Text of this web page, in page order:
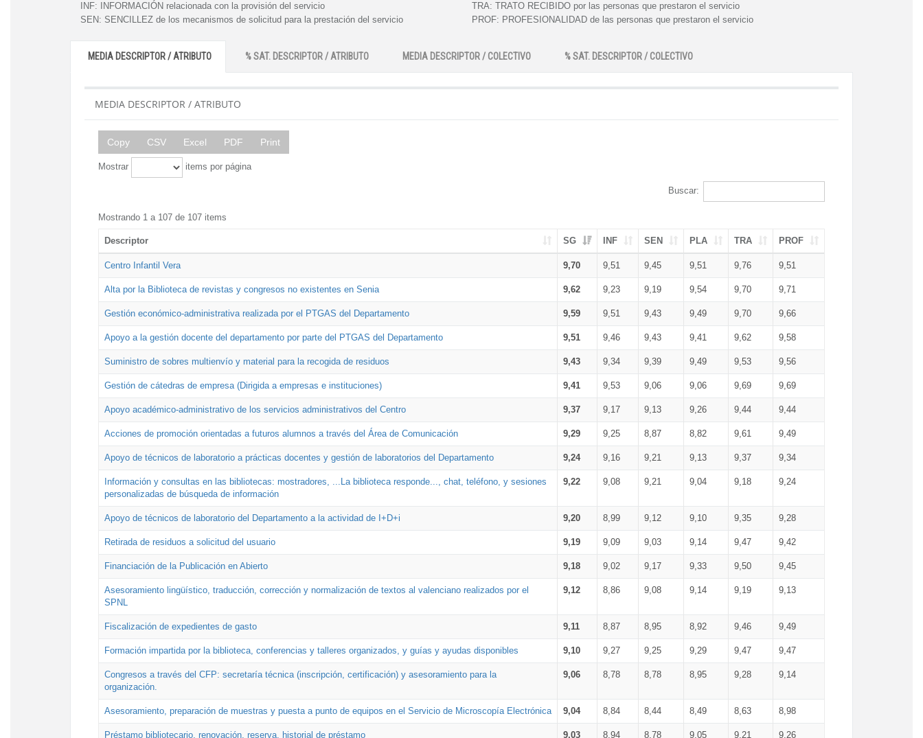
INF:
INFORMACIÓN relacionada con la provisión del servicio
SEN: SENCILLEZ de los mecanismos de solicitud para la prestación del servicio
TRA: TRATO RECIBIDO por las personas que prestaron el servicio
PROF: PROFESIONALIDAD de las personas que prestaron el servicio
MEDIA DESCRIPTOR / ATRIBUTO % SAT. DESCRIPTOR / ATRIBUTO MEDIA DESCRIPTOR / COLECTIVO % SAT. DESCRIPTOR / COLECTIVO
MEDIA DESCRIPTOR / ATRIBUTO
Copy CSV Excel PDF Print
Mostrar items por página
Buscar:
Mostrando 1 a 107 de 107 items
Descriptor SG INF SEN PLA TRA PROF
Centro Infantil Vera 9,70 9,51 9,45 9,51 9,76 9,51
Alta por la Biblioteca de revistas y congresos no existentes en Senia 9,62 9,23 9,19 9,54 9,70 9,71
Gestión económico-administrativa realizada por el PTGAS del Departamento 9,59 9,51 9,43 9,49 9,70 9,66
Apoyo a la gestión docente del departamento por parte del PTGAS del Departamento 9,51 9,46 9,43 9,41 9,62 9,58
Suministro de sobres multienvío y material para la recogida de residuos 9,43 9,34 9,39 9,49 9,53 9,56
Gestión de cátedras de empresa (Dirigida a empresas e instituciones) 9,41 9,53 9,06 9,06 9,69 9,69
Apoyo académico-administrativo de los servicios administrativos del Centro 9,37 9,17 9,13 9,26 9,44 9,44
Acciones de promoción orientadas a futuros alumnos a través del Área de Comunicación 9,29 9,25 8,87 8,82 9,61 9,49
Apoyo de técnicos de laboratorio a prácticas docentes y gestión de laboratorios del Departamento 9,24 9,16 9,21 9,13 9,37 9,34
Información y consultas en las bibliotecas: mostradores, ...La biblioteca responde..., chat, teléfono, y sesiones
personalizadas de búsqueda de información
9,22 9,08 9,21 9,04 9,18 9,24
Apoyo de técnicos de laboratorio del Departamento a la actividad de I+D+i 9,20 8,99 9,12 9,10 9,35 9,28
Retirada de residuos a solicitud del usuario 9,19 9,09 9,03 9,14 9,47 9,42
Financiación de la Publicación en Abierto 9,18 9,02 9,17 9,33 9,50 9,45
Asesoramiento lingüístico, traducción, corrección y normalización de textos al valenciano realizados por el
SPNL
9,12 8,86 9,08 9,14 9,19 9,13
Fiscalización de expedientes de gasto 9,11 8,87 8,95 8,92 9,46 9,49
Formación impartida por la biblioteca, conferencias y talleres organizados, y guías y ayudas disponibles 9,10 9,27 9,25 9,29 9,47 9,47
Congresos a través del CFP: secretaría técnica (inscripción, certificación) y asesoramiento para la
organización.
9,06 8,78 8,78 8,95 9,28 9,14
Asesoramiento, preparación de muestras y puesta a punto de equipos en el Servicio de Microscopía Electrónica 9,04 8,84 8,44 8,49 8,63 8,98
Préstamo bibliotecario, renovación, reserva, historial de préstamo 9,03 8,94 8,78 9,05 9,21 9,26